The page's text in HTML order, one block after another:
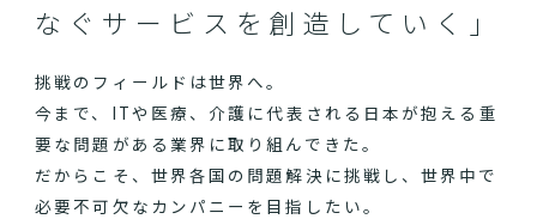
なぐサービスを創造していく」
挑戦のフィールドは世界へ。
今まで、ITや医療、介護に代表される日本が抱える重
要な問題がある業界に取り組んできた。
だからこそ、世界各国の問題解決に挑戦し、世界中で
必要不可欠なカンパニーを目指したい。